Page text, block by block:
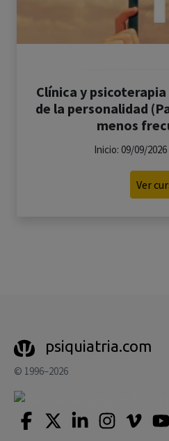
Clínica y
de la personalidad
menos
Inicio: 09/09/
Ver
psiquiatria.com
© 1996–2026